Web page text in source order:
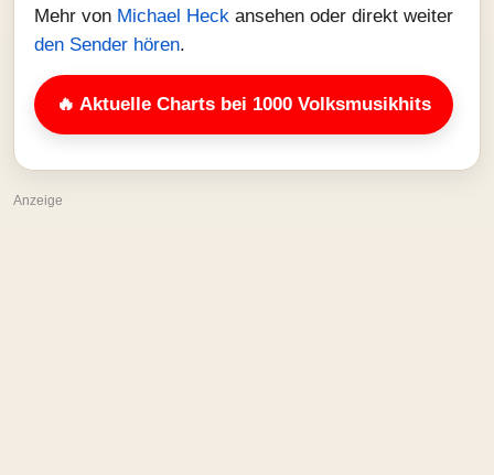
Mehr von Michael Heck ansehen oder direkt weiter
den Sender hören.
🔥 Aktuelle Charts bei 1000 Volksmusikhits
Anzeige